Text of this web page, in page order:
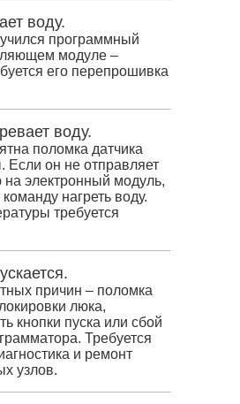
воду.
программный
модуле –
его перепрошивка
воду.
поломка датчика
Если он не отправляет
электронный модуль,
команду нагреть воду.
требуется
причин – поломка
люка,
кнопки пуска или сбой
Требуется
и ремонт
узлов.